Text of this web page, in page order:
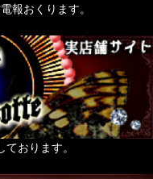
報おくります。
おります。